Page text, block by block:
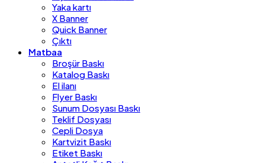
Yaka kartı
X Banner
Quick Banner
Çıktı
Matbaa
Broşür Baskı
Katalog Baskı
El ilanı
Flyer Baskı
Sunum Dosyası Baskı
Teklif Dosyası
Cepli Dosya
Kartvizit Baskı
Etiket Baskı